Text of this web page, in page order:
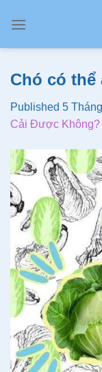
Chó có thể
Published 5
Cải Được Không?